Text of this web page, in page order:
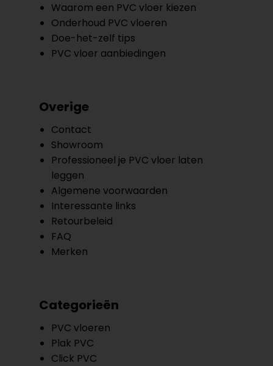
Waarom een PVC vloer kiezen
Onderhoud PVC vloeren
Doe-het-zelf tips
PVC vloer aanbiedingen
Overige
Contact
Showroom
Professioneel je PVC vloer laten
leggen
Algemene voorwaarden
Interessante links
Retourbeleid
FAQ
Merken
Categorieën
PVC vloeren
Plak PVC
Click PVC